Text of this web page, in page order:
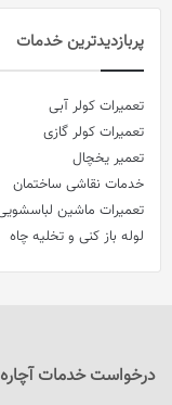
پربازدیدترین خدمات
تعمیرات کولر آبی
تعمیرات کولر گازی
تعمیر یخچال
خدمات نقاشی ساختمان
تعمیرات ماشین
لوله باز کنی و تخلیه چاه
درخواست خدمات آچاره